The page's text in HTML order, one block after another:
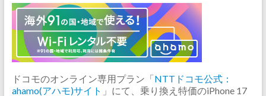
ドコモのオンライン専用プラン「NTTドコモ公式：
ahamo(アハモ)サイト 」にて、乗り換え特価のiPhone 17